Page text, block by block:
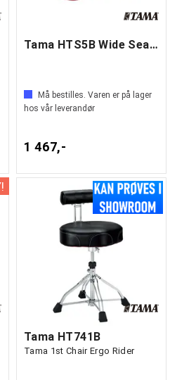
Tama HTS5B Wide Seat (HT530B)
Må bestilles. Varen er på lager
hos vår leverandør
1 467,-
Tama HT741B
Tama 1st Chair Ergo Rider